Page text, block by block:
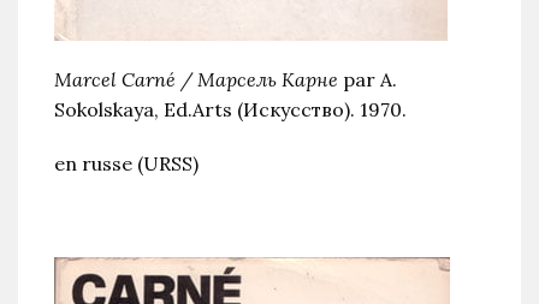
Marcel Carné / Марсель Карне par A.
Sokolskaya, Ed.Arts (Искусство). 1970.
en russe (URSS)